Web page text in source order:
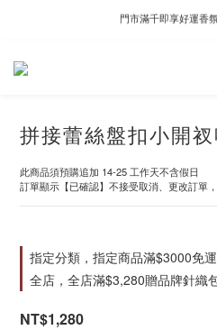
新自製款系列首批限時優惠
拼接蕾絲盤扣小開
此商品須預購追加 14-25 工作天不含假日
訂單顯示【已確認】不接受取消、更改訂單，
指定分類，指定商品滿$3000免
全店，全店滿$3,280贈品牌針織
NT$1,280